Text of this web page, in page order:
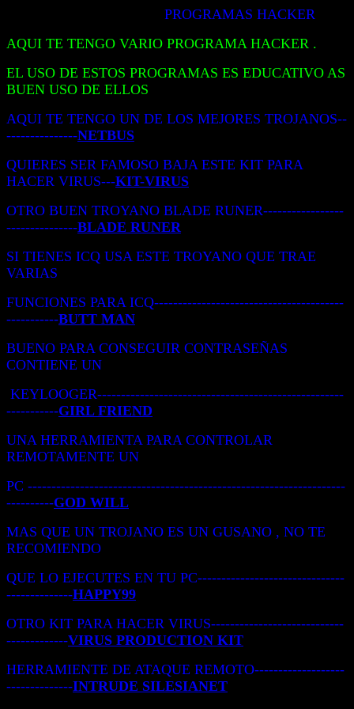
PROGRAMAS HACKER
AQUI TE TENGO VARIO PROGRAMA HACKER .
EL USO DE ESTOS PROGRAMAS ES EDUCATIVO AS
BUEN USO DE ELLOS
AQUI TE TENGO UN DE LOS MEJORES TROJANOS--
---------------NETBUS
QUIERES SER FAMOSO BAJA ESTE KIT PARA
HACER VIRUS---KIT-VIRUS
OTRO BUEN TROYANO BLADE RUNER-----------------
---------------BLADE RUNER
SI TIENES ICQ USA ESTE TROYANO QUE TRAE
VARIAS
FUNCIONES PARA ICQ----------------------------------------
-----------BUTT MAN
BUENO PARA CONSEGUIR CONTRASEÑAS
CONTIENE UN
KEYLOOGER----------------------------------------------------
-----------GIRL FRIEND
UNA HERRAMIENTA PARA CONTROLAR
REMOTAMENTE UN
PC -------------------------------------------------------------------
----------GOD WILL
MAS QUE UN TROJANO ES UN GUSANO , NO TE
RECOMIENDO
QUE LO EJECUTES EN TU PC-------------------------------
--------------HAPPY99
OTRO KIT PARA HACER VIRUS----------------------------
-------------VIRUS PRODUCTION KIT
HERRAMIENTE DE ATAQUE REMOTO-------------------
--------------INTRUDE SILESIANET